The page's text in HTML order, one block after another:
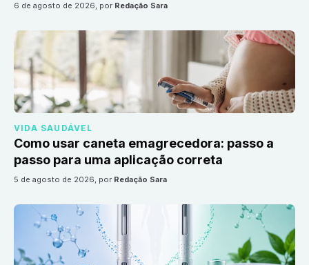
6 de agosto de 2026, por Redação Sara
VIDA SAUDÁVEL
Como usar caneta emagrecedora: passo a
passo para uma aplicação correta
5 de agosto de 2026, por Redação Sara